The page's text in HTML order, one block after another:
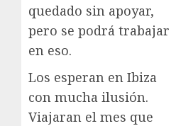
quedado sin apoyar,
pero se podrá trabajar
en eso.
Los esperan en Ibiza
con mucha ilusión.
Viajaran el mes que